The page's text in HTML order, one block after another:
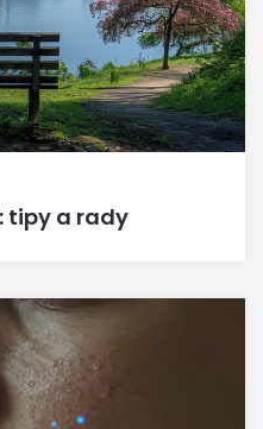
tipy a rady